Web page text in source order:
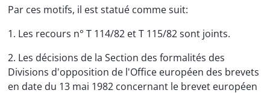
Par ces motifs, il est statué comme suit:
1. Les recours n° T 114/82 et T 115/82 sont joints.
2. Les décisions de la Section des formalités des
Divisions d'opposition de l'Office européen des brevets
en date du 13 mai 1982 concernant le brevet européen